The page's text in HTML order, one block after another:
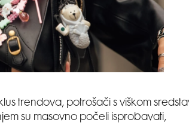
trendova, potrošači s viškom
su masovno počeli isprobavati,